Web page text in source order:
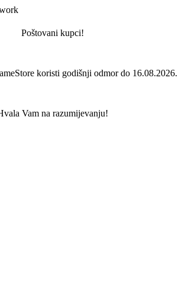
Poštovani kupci!
koristi godišnji odmor do 16.08.2026.
Vam na razumijevanju!